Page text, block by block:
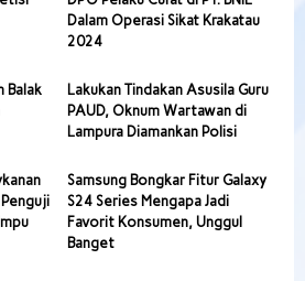
Dalam Operasi Sikat Krakatau
2024
Balak
Lakukan Tindakan Asusila Guru
PAUD, Oknum Wartawan di
Lampura Diamankan Polisi
Samsung Bongkar Fitur Galaxy
S24 Series Mengapa Jadi
Favorit Konsumen, Unggul
Banget